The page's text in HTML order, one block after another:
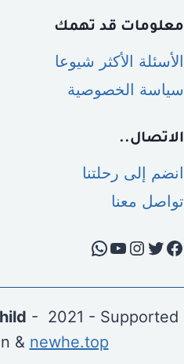
معلومات قد تهمك
الأسئلة الأكثر شيوعا
سياسة الخصوصية
الاتصال..
انضم إلى رحلتنا
تواصل معنا
فيسبوك
تويترإنستجرام
يوتيوبواتساب
- 2021 - Supported
& newhe.top